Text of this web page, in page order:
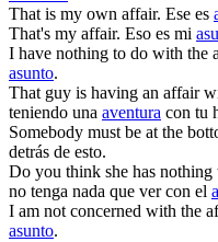
That is my own affair. Ese es
That's my affair. Eso es mi
I have nothing to do with the
asunto.
That guy is having an affair
teniendo una aventura con tu
Somebody must be at the
detrás de esto.
Do you think she has
no tenga nada que ver con el
I am not concerned with the
asunto.